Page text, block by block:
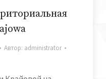
Автор: administrator